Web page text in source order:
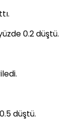
0.2 düştü.
düştü.